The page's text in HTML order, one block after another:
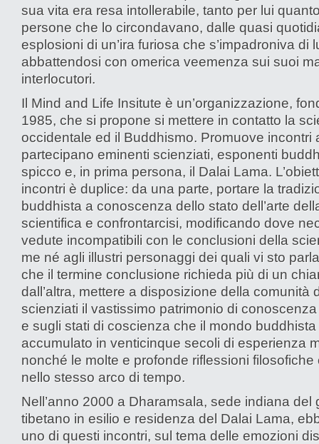
sua vita era resa intollerabile, tanto per lui
persone che lo circondavano, dalle quasi
esplosioni di un’ira furiosa che s’impadroniva di
abbattendosi con omerica veemenza sui suoi
interlocutori.
Il Mind and Life Insitute è un’organizzazione,
1985, che si propone si mettere in contatto la
occidentale ed il Buddhismo. Promuove incontri
partecipano eminenti scienziati, esponenti
spicco e, in prima persona, il Dalai Lama.
incontri è duplice: da una parte, portare la
buddhista a conoscenza dello stato dell’arte
scientifica e confrontarcisi, modificando dove
vedute incompatibili con le conclusioni della
me né agli illustri personaggi dei quali vi sto
che il termine conclusione richieda più di un
dall’altra, mettere a disposizione della comunità
scienziati il vastissimo patrimonio di
e sugli stati di coscienza che il mondo buddhista
accumulato in venticinque secoli di esperienza
nonché le molte e profonde riflessioni filosofiche
nello stesso arco di tempo.
Nell’anno 2000 a Dharamsala, sede indiana del
tibetano in esilio e residenza del Dalai Lama,
uno di questi incontri, sul tema delle emozioni